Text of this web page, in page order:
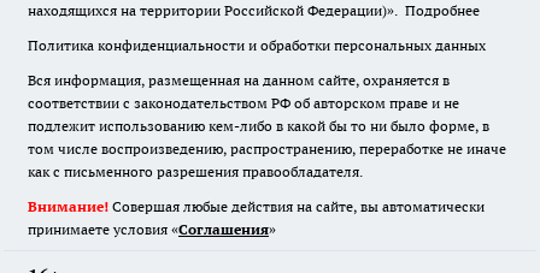
находящихся на территории Российской Федерации)». Подробнее
Политика конфиденциальности и обработки персональных данных
Вся информация, размещенная на данном сайте, охраняется в
соответствии с законодательством РФ об авторском праве и не
подлежит использованию кем-либо в какой бы то ни было форме, в
том числе воспроизведению, распространению, переработке не иначе
как с письменного разрешения правообладателя.
Внимание! Совершая любые действия на сайте, вы автоматически
принимаете условия «Cоглашения»